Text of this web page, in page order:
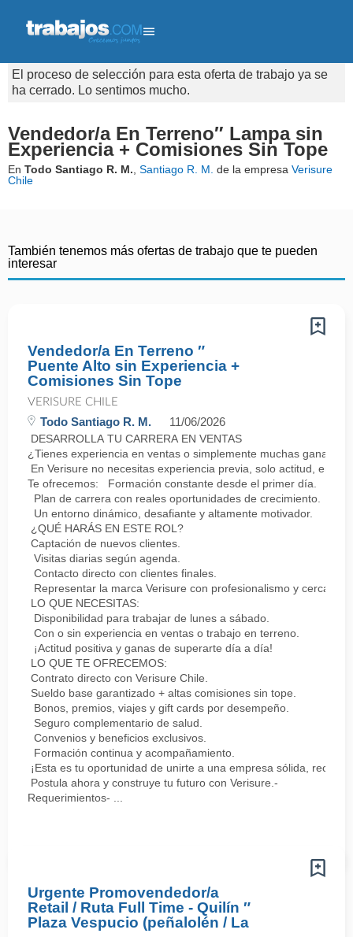
El proceso de selección para esta oferta de trabajo ya se
ha cerrado. Lo sentimos mucho.
Vendedor/a En Terreno″ Lampa sin
Experiencia + Comisiones Sin Tope
En Todo Santiago R. M. Santiago R. M. de la empresa Verisure
Chile
También tenemos más ofertas de trabajo que te pueden
interesar
Vendedor/a En Terreno ″
Puente Alto sin Experiencia +
Comisiones Sin Tope
VERISURE CHILE
Todo Santiago R. M. 11/06/2026
DESARROLLA TU CARRERA EN VENTAS
¿Tienes experiencia en ventas o simplemente muchas ganas
En Verisure no necesitas experiencia previa, solo actitud,
Te ofrecemos: Formación constante desde el primer día.
Plan de carrera con reales oportunidades de crecimiento.
Un entorno dinámico, desafiante y altamente motivador.
¿QUÉ HARÁS EN ESTE ROL?
Captación de nuevos clientes.
Visitas diarias según agenda.
Contacto directo con clientes finales.
Representar la marca Verisure con profesionalismo y cercanía.
LO QUE NECESITAS:
Disponibilidad para trabajar de lunes a sábado.
Con o sin experiencia en ventas o trabajo en terreno.
¡Actitud positiva y ganas de superarte día a día!
LO QUE TE OFRECEMOS:
Contrato directo con Verisure Chile.
Sueldo base garantizado + altas comisiones sin tope.
Bonos, premios, viajes y gift cards por desempeño.
Seguro complementario de salud.
Convenios y beneficios exclusivos.
Formación continua y acompañamiento.
¡Esta es tu oportunidad de unirte a una empresa sólida,
Postula ahora y construye tu futuro con Verisure.-
Requerimientos- ...
Urgente Promovendedor/a
Retail / Ruta Full Time - Quilín ″
Plaza Vespucio (peñalolén / La